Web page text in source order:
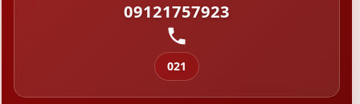
09121757923
021